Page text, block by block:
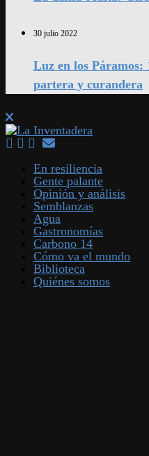
30 julio 2022
Luz en los Páramos:
partera y curandera
En resiliencia
Gente palante
Opinión y análisis
Semblanzas
Agua
Gastronomías
Carbono 14
Cómo va el mundo
Biblioteca
Quiénes somos